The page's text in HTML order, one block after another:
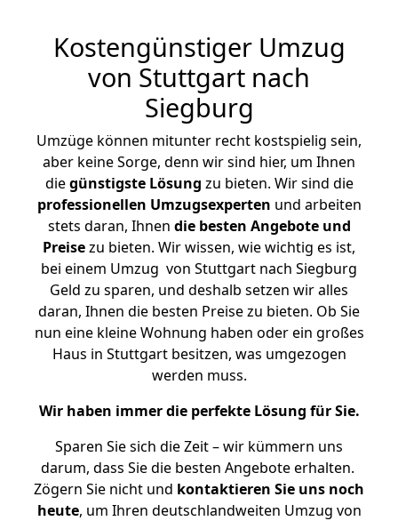
Kostengünstiger Umzug
von Stuttgart nach
Siegburg
Umzüge können mitunter recht kostspielig sein,
aber keine Sorge, denn wir sind hier, um Ihnen
diegünstigste Lösung zu bieten. Wir sind die
professionellen Umzugsexperten und arbeiten
stets daran, Ihnen die besten Angebote und
Preisezu bieten. Wir wissen, wie wichtig es ist,
bei einem Umzug von Stuttgart nach Siegburg
Geld zu sparen, und deshalb setzen wir alles
daran, Ihnen die besten Preise zu bieten. Ob Sie
nun eine kleine Wohnung haben oder ein großes
Haus in Stuttgart besitzen, was umgezogen
werden muss.
Wir haben immer die perfekte Lösung für Sie.
Sparen Sie sich die Zeit – wir kümmern uns
darum, dass Sie die besten Angebote erhalten.
Zögern Sie nicht und kontaktieren Sie uns noch
heute, um Ihren deutschlandweiten Umzug von